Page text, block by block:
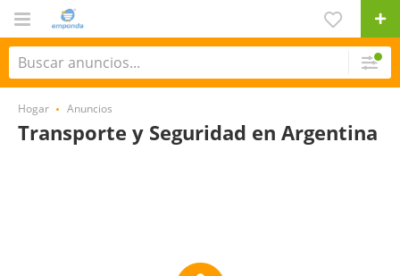
Hogar Anuncios
Transporte y Seguridad en Argentina